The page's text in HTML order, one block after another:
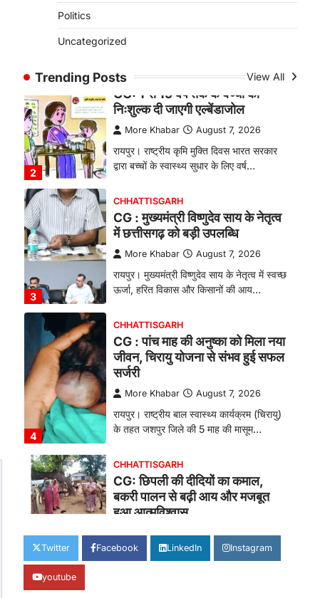
Politics
Uncategorized
Trending Posts View All
More Khabar August 7, 2026
रायपुर। ग्रामीण महिलाओं को आर्थिक रूप से
सशक्त बनाने की दिशा में जिले के नगरी…
2
CHHATTISGARH
CG: 1 से 19 वर्ष तक के बच्चों को
निःशुल्क दी जाएगी एल्बेंडाजोल
More Khabar August 7, 2026
रायपुर। राष्ट्रीय कृमि मुक्ति दिवस भारत सरकार
द्वारा बच्चों के स्वास्थ्य सुधार के लिए वर्ष…
3
CHHATTISGARH
CG : मुख्यमंत्री विष्णुदेव साय के नेतृत्व
में छत्तीसगढ़ को बड़ी उपलब्धि
More Khabar August 7, 2026
रायपुर। मुख्यमंत्री विष्णुदेव साय के नेतृत्व में स्वच्छ
ऊर्जा, हरित विकास और किसानों की आय…
4
CHHATTISGARH
CG : पांच माह की अनुष्का को मिला नया
जीवन, चिरायु योजना से संभव हुई सफल
सर्जरी
More Khabar August 7, 2026
रायपुर। राष्ट्रीय बाल स्वास्थ्य कार्यक्रम (चिरायु)
के तहत जशपुर जिले की 5 माह की मासूम…
1
CHHATTISGARH
CG: छिपली की दीदियों का कमाल,
बकरी पालन से बढ़ी आय और मजबूत
हुआ आत्मविश्वास
More Khabar August 7, 2026
रायपुर। ग्रामीण महिलाओं को आर्थिक रूप से
Twitter Facebook LinkedIn Instagram
youtube